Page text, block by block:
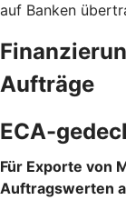
auf Banken
Aufträge
ECA-
Für Exporte von
Auftragswerten